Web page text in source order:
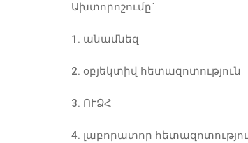
Ախտորոշումը`
1. անամնեզ
2. օբյեկտիվ հետազոտություն
3. ՈՒՁՀ
4. լաբորատոր